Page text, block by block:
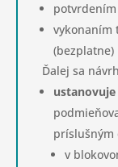
vykonaním
(bezplatne)
Ďalej sa
príslušným
v